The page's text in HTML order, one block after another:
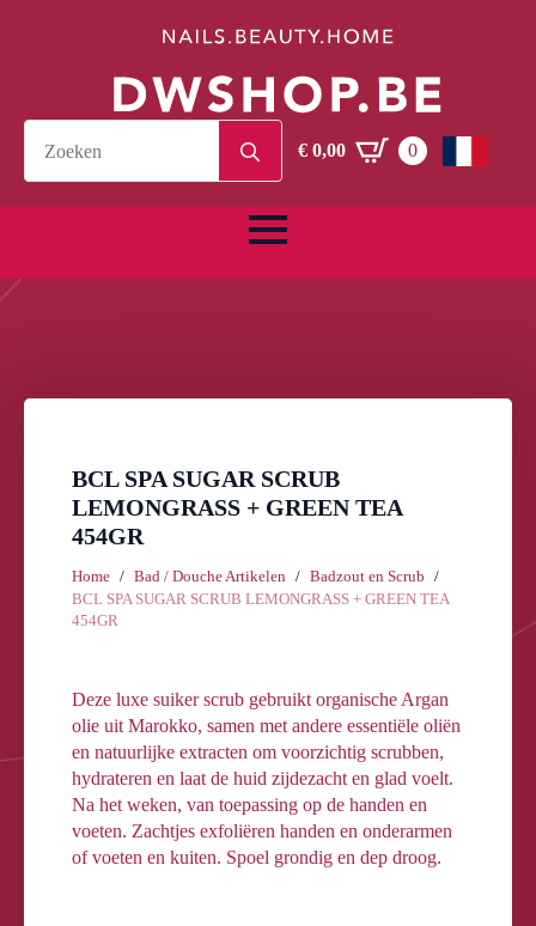
for:€0,00 0
BCL SPA SUGAR SCRUB
LEMONGRASS + GREEN TEA
454GR
Home Bad / Douche Artikelen
Badzout en Scrub
BCL SPA SUGAR SCRUB LEMONGRASS + GREEN TEA
454GR
Deze luxe suiker scrub gebruikt organische Argan
olie uit Marokko, samen met andere essentiële oliën
en natuurlijke extracten om voorzichtig scrubben,
hydrateren en laat de huid zijdezacht en glad voelt.
Na het weken, van toepassing op de handen en
voeten. Zachtjes exfoliëren handen en onderarmen
of voeten en kuiten. Spoel grondig en dep droog.